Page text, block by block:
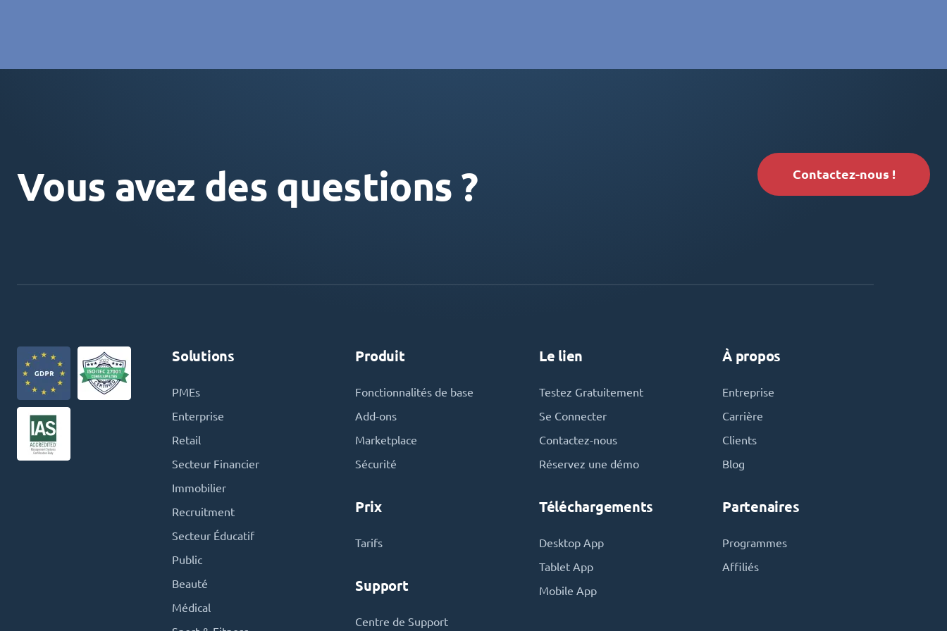
Vous avez des questions ? Contactez-nous !
Solutions
PMEs
Enterprise
Retail
Secteur Financier
Immobilier
Recruitment
Secteur Éducatif
Public
Beauté
Médical
Produit
Fonctionnalités de base
Add-ons
Marketplace
Sécurité
Prix
Tarifs
Support
Centre de Support
Le lien
Testez Gratuitement
Se Connecter
Contactez-nous
Réservez une démo
Téléchargements
Desktop App
Tablet App
Mobile App
À propos
Entreprise
Carrière
Clients
Blog
Partenaires
Programmes
Affiliés